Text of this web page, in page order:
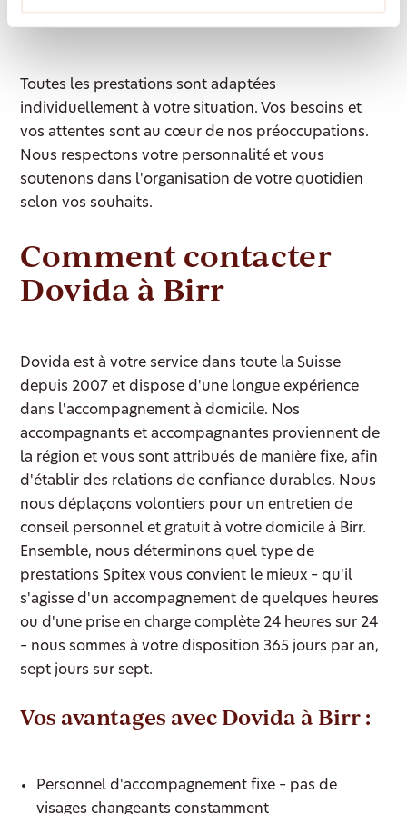
Toutes les prestations sont adaptées
individuellement à votre situation. Vos besoins et
vos attentes sont au cœur de nos préoccupations.
Nous respectons votre personnalité et vous
soutenons dans l'organisation de votre quotidien
selon vos souhaits.
Comment contacter
Dovida à Birr
Dovida est à votre service dans toute la Suisse
depuis 2007 et dispose d'une longue expérience
dans l'accompagnement à domicile. Nos
accompagnants et accompagnantes proviennent de
la région et vous sont attribués de manière fixe, afin
d'établir des relations de confiance durables. Nous
nous déplaçons volontiers pour un entretien de
conseil personnel et gratuit à votre domicile à Birr.
Ensemble, nous déterminons quel type de
prestations Spitex vous convient le mieux – qu'il
s'agisse d'un accompagnement de quelques heures
ou d'une prise en charge complète 24 heures sur 24
– nous sommes à votre disposition 365 jours par an,
sept jours sur sept.
Vos avantages avec Dovida à Birr :
Personnel d'accompagnement fixe – pas de
visages changeants constamment